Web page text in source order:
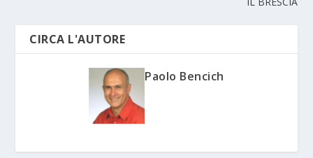
CIRCA L'AUTORE
Paolo Bencich